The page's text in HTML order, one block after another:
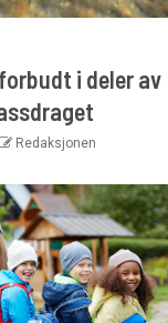
i deler av
Redaksjonen